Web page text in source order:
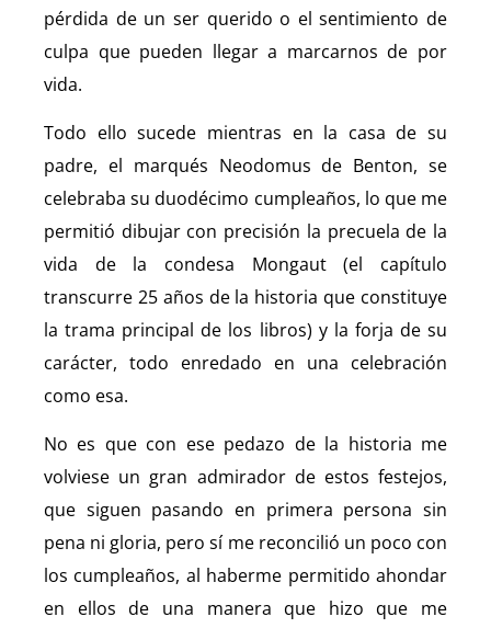
pérdida de un ser querido o el sentimiento de
culpa que pueden llegar a marcarnos de por
vida.
Todo ello sucede mientras en la casa de su
padre, el marqués Neodomus de Benton, se
celebraba su duodécimo cumpleaños, lo que me
permitió dibujar con precisión la precuela de la
vida de la condesa Mongaut (el capítulo
transcurre 25 años de la historia que constituye
la trama principal de los libros) y la forja de su
carácter, todo enredado en una celebración
como esa.
No es que con ese pedazo de la historia me
volviese un gran admirador de estos festejos,
que siguen pasando en primera persona sin
pena ni gloria, pero sí me reconcilió un poco con
los cumpleaños, al haberme permitido ahondar
en ellos de una manera que hizo que me